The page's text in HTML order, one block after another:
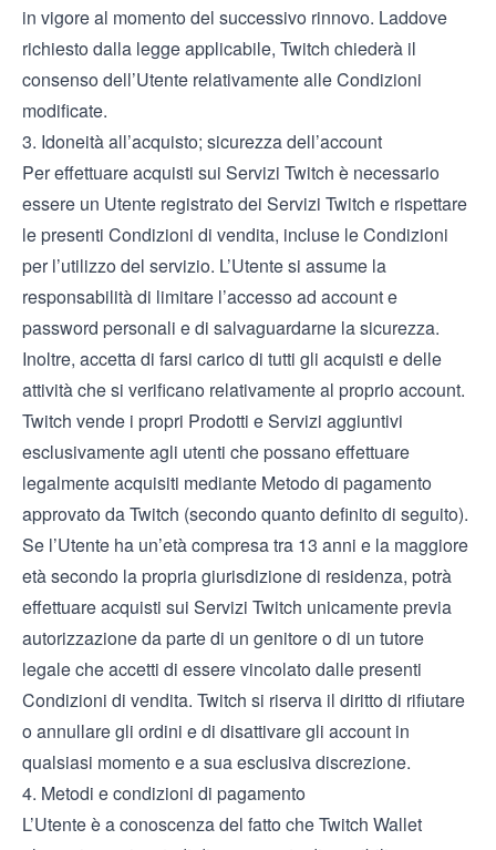
in vigore al momento del successivo rinnovo. Laddove
richiesto dalla legge applicabile, Twitch chiederà il
consenso dell’Utente relativamente alle Condizioni
modificate.
3. Idoneità all’acquisto; sicurezza dell’account
Per effettuare acquisti sui Servizi Twitch è necessario
essere un Utente registrato dei Servizi Twitch e rispettare
le presenti Condizioni di vendita, incluse leCondizioni
per l’utilizzo del servizio. L’Utente si assume la
responsabilità di limitare l’accesso ad account e
password personali e di salvaguardarne la sicurezza.
Inoltre, accetta di farsi carico di tutti gli acquisti e delle
attività che si verificano relativamente al proprio account.
Twitch vende i propri Prodotti e Servizi aggiuntivi
esclusivamente agli utenti che possano effettuare
legalmente acquisiti mediante Metodo di pagamento
approvato da Twitch (secondo quanto definito di seguito).
Se l’Utente ha un’età compresa tra 13 anni e la maggiore
età secondo la propria giurisdizione di residenza, potrà
effettuare acquisti sui Servizi Twitch unicamente previa
autorizzazione da parte di un genitore o di un tutore
legale che accetti di essere vincolato dalle presenti
Condizioni di vendita. Twitch si riserva il diritto di rifiutare
o annullare gli ordini e di disattivare gli account in
qualsiasi momento e a sua esclusiva discrezione.
4. Metodi e condizioni di pagamento
L’Utente è a conoscenza del fatto che Twitch Wallet